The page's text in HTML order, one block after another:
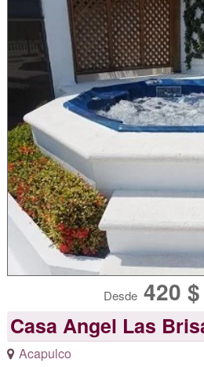
Desde 420 $
Casa Angel Las
Acapulco